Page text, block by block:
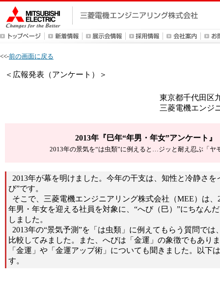
<<-前の画面に戻る
＜広報発表（アンケート）＞
東京都千代田区
三菱電機エンジ
2013年『巳年“年男・年女”アンケート』
2013年の景気を“は虫類”に例えると…ジッと耐え忍ぶ「ヤ
2013年が幕を明けました。今年の干支は、知性と冷静さを
び”です。
そこで、三菱電機エンジニアリング株式会社（MEE）は、
年男・年女を迎える社員を対象に、“へび（巳）”にちなん
しました。
2013年の“景気予測”を「は虫類」に例えてもらう質問では
比較してみました。また、へびは「金運」の象徴でもあり
「金運」や「金運アップ術」についても聞きました。以下
す。